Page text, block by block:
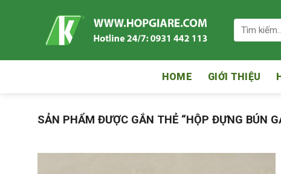
kiếm:
HOME GIỚI THIỆU
SẢN PHẨM ĐƯỢC GẮN THẺ “HỘP ĐỰNG BÚN